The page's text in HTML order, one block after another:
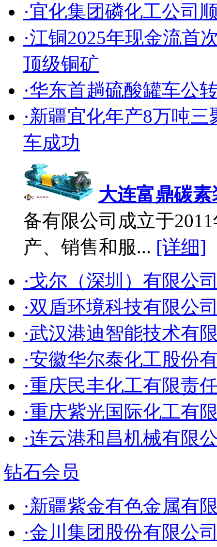
·宜化集团磷化工公司
·江铜2025年现金流首
顶级铜矿
·华东首趟硫酸罐车公
·新疆宜化年产8万吨
车成功
大连富鼎碳
备有限公司成立于
产、销售和服... [详细]
·戈尔（深圳）有限公
·双盾环境科技有限公
·武汉港迪智能技术有
·安徽华尔泰化工股份
·重庆民丰化工有限责
·重庆紫光国际化工有
·连云港和昌机械有限
钻石会员
·新疆紫金有色金属有
·金川集团股份有限公